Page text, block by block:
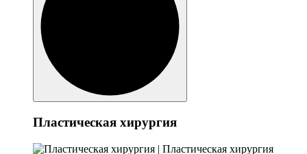
Пластическая хирургия